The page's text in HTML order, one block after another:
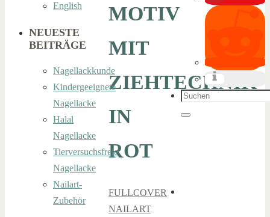
MOTIV
MIT
ZIEHTECHNIK
IN
ROT
FULLCOVER,
NAILART,
English
NEUESTE
BEITRÄGE
Nagellackkunde
Kindergeeignete
Nagellacke
Halal
Nagellacke
Tierversuchsfreie
Nagellacke
Nailart-
Zubehör
Suchen
nach:
Suchen